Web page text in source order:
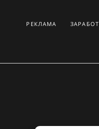
РЕКЛАМА